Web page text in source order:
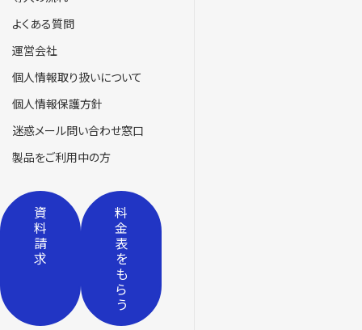
よくある質問
運営会社
個人情報取り扱いについて
個人情報保護方針
迷惑メール問い合わせ窓口
製品をご利用中の方
資
料
請
求
料
金
表
を
も
ら
う